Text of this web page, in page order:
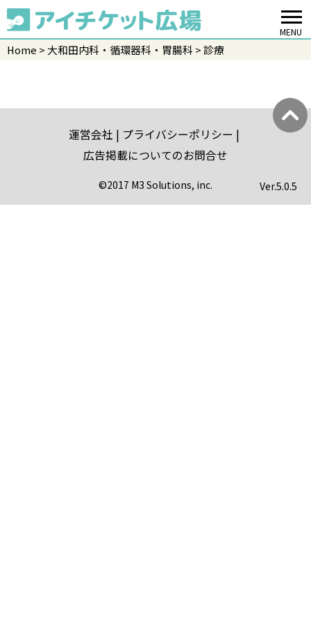
MENU
Home 大和田内科・循環器科・胃腸科 診療
運営会社
プライバシーポリシー
広告掲載についてのお問合せ
©2017 M3 Solutions, inc. Ver.5.0.5